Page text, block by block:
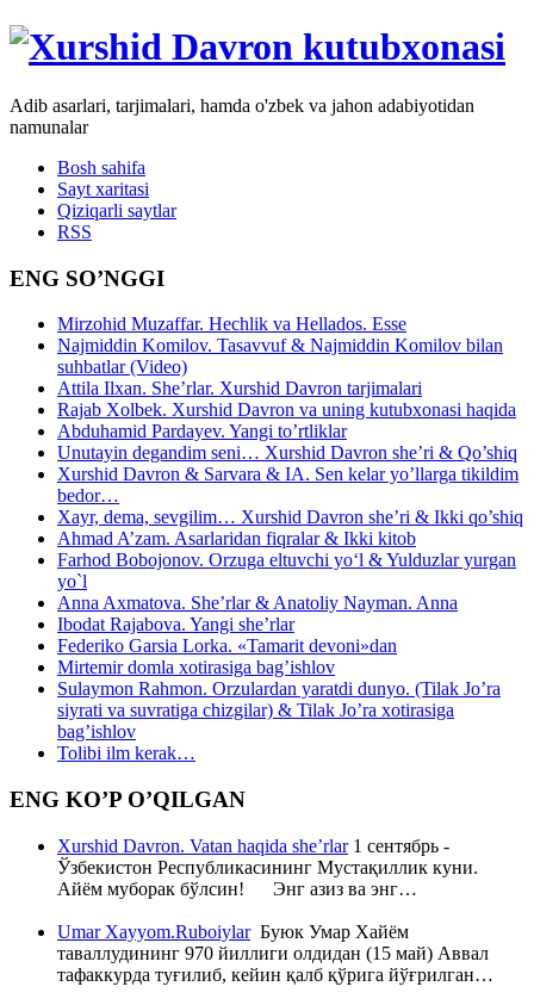
Adib asarlari, tarjimalari, hamda o'zbek va jahon adabiyotidan
namunalar
Bosh sahifa
Sayt xaritasi
Qiziqarli saytlar
RSS
ENG SO’NGGI
Mirzohid Muzaffar. Hechlik va Hellados. Esse
Najmiddin Komilov. Tasavvuf & Najmiddin Komilov bilan
suhbatlar (Video)
Attila Ilxan. She’rlar. Xurshid Davron tarjimalari
Rajab Xolbek. Xurshid Davron va uning kutubxonasi haqida
Abduhamid Pardayev. Yangi to’rtliklar
Unutayin degandim seni… Xurshid Davron she’ri & Qo’shiq
Xurshid Davron & Sarvara & IA. Sen kelar yo’llarga tikildim
bedor…
Xayr, dema, sevgilim… Xurshid Davron she’ri & Ikki qo’shiq
Ahmad A’zam. Asarlaridan fiqralar & Ikki kitob
Farhod Bobojonov. Orzuga eltuvchi yo‘l & Yulduzlar yurgan
yo`l
Anna Axmatova. She’rlar & Anatoliy Nayman. Anna
Ibodat Rajabova. Yangi she’rlar
Federiko Garsia Lorka. «Tamarit devoni»dan
Mirtemir domla xotirasiga bag’ishlov
Sulaymon Rahmon. Orzulardan yaratdi dunyo. (Tilak Jo’ra
siyrati va suvratiga chizgilar) & Tilak Jo’ra xotirasiga
bag’ishlov
Tolibi ilm kerak…
ENG KO’P O’QILGAN
Xurshid Davron. Vatan haqida she’rlar1 сентябрь -
Ўзбекистон Республикасининг Мустақиллик куни.
Айём муборак бўлсин! Энг азиз ва энг…
Umar Xayyom.RuboiylarБуюк Умар Хайём
таваллудининг 970 йиллиги олдидан (15 май) Аввал
тафаккурда туғилиб, кейин қалб қўрига йўғрилган…